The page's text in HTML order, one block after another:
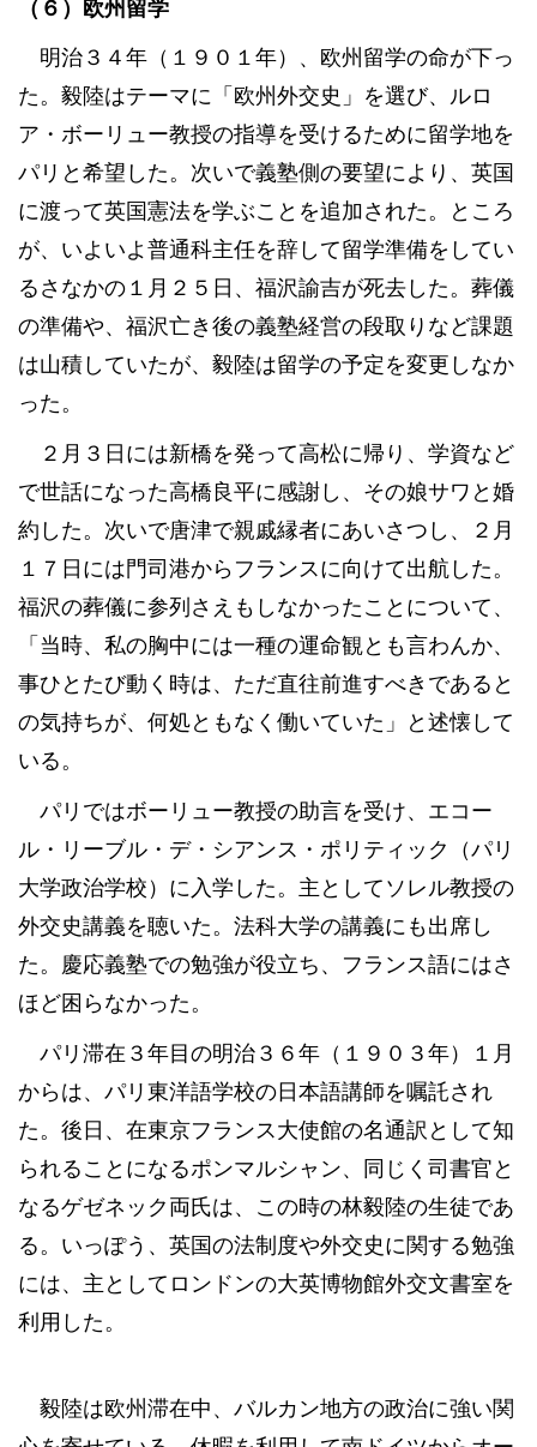
（６）欧州留学
明治３４年（１９０１年）、欧州留学の命が下っ
た。毅陸はテーマに「欧州外交史」を選び、ルロ
ア・ボーリュー教授の指導を受けるために留学地を
パリと希望した。次いで義塾側の要望により、英国
に渡って英国憲法を学ぶことを追加された。ところ
が、いよいよ普通科主任を辞して留学準備をしてい
るさなかの１月２５日、福沢諭吉が死去した。葬儀
の準備や、福沢亡き後の義塾経営の段取りなど課題
は山積していたが、毅陸は留学の予定を変更しなか
った。
２月３日には新橋を発って高松に帰り、学資など
で世話になった高橋良平に感謝し、その娘サワと婚
約した。次いで唐津で親戚縁者にあいさつし、２月
１７日には門司港からフランスに向けて出航した。
福沢の葬儀に参列さえもしなかったことについて、
「当時、私の胸中には一種の運命観とも言わんか、
事ひとたび動く時は、ただ直往前進すべきであると
の気持ちが、何処ともなく働いていた」と述懐して
いる。
パリではボーリュー教授の助言を受け、エコー
ル・リーブル・デ・シアンス・ポリティック（パリ
大学政治学校）に入学した。主としてソレル教授の
外交史講義を聴いた。法科大学の講義にも出席し
た。慶応義塾での勉強が役立ち、フランス語にはさ
ほど困らなかった。
パリ滞在３年目の明治３６年（１９０３年）１月
からは、パリ東洋語学校の日本語講師を嘱託され
た。後日、在東京フランス大使館の名通訳として知
られることになるポンマルシャン、同じく司書官と
なるゲゼネック両氏は、この時の林毅陸の生徒であ
る。いっぽう、英国の法制度や外交史に関する勉強
には、主としてロンドンの大英博物館外交文書室を
利用した。
毅陸は欧州滞在中、バルカン地方の政治に強い関